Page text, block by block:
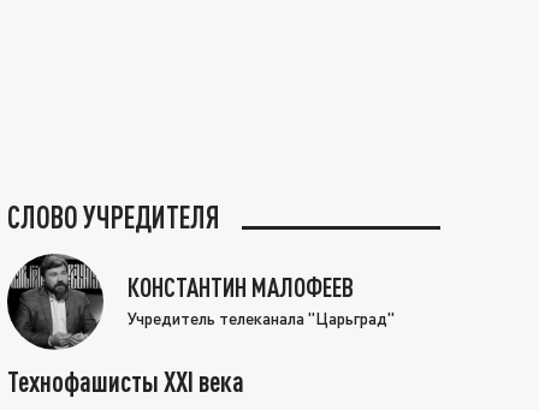
СЛОВО УЧРЕДИТЕЛЯ
КОНСТАНТИН МАЛОФЕЕВ
Учредитель телеканала "Царьград"
Технофашисты XXI века